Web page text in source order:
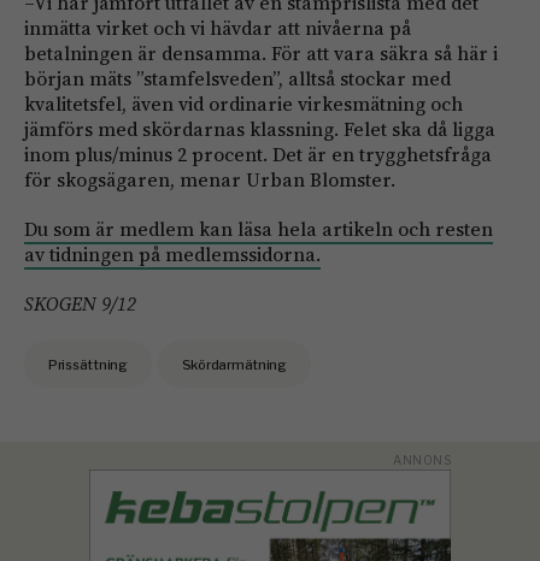
inmätta virket och vi hävdar att nivåerna på
betalningen är densamma. För att vara säkra så här i
början mäts ”stamfelsveden”, alltså stockar med
kvalitetsfel, även vid ordinarie virkesmätning och
jämförs med skördarnas klassning. Felet ska då ligga
inom plus/minus 2 procent. Det är en trygghetsfråga
för skogsägaren, menar Urban Blomster.
Du som är medlem kan läsa hela artikeln och resten
av tidningen på medlemssidorna.
SKOGEN 9/12
Prissättning Skördarmätning